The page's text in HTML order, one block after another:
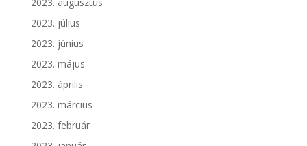
2023. július
2023. június
2023. május
2023. április
2023. március
2023. február